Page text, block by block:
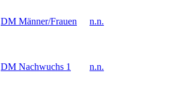
DM Männer/Frauen n.n.
DM Nachwuchs 1 n.n.